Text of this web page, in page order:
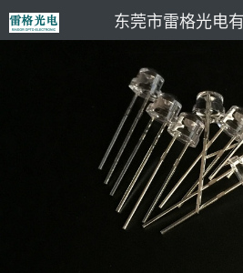
东莞市雷格光电